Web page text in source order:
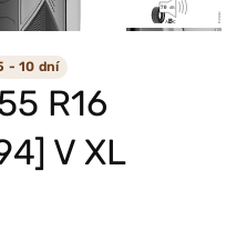
- 10 dní
R16
V XL